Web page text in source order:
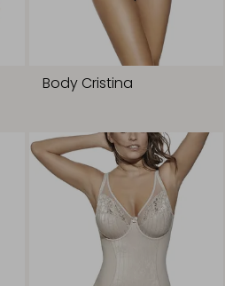
Body Cristina